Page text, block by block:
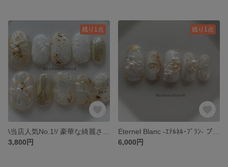
残り1点
3,800円
残り1点
6,000円